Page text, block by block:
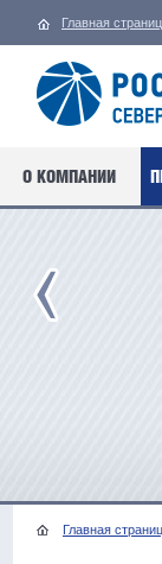
Главная
О КОМПАНИИ
Главная